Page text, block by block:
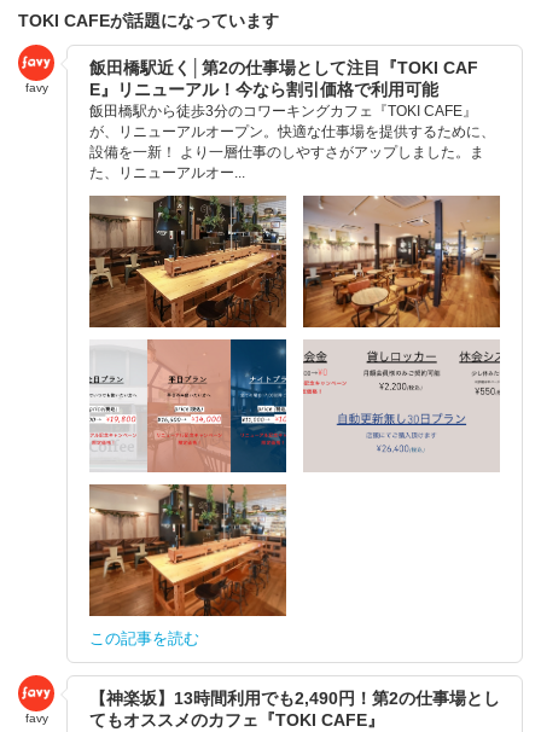
TOKI CAFEが話題になっています
favy
飯田橋駅近く│第2の仕事場として注目『TOKI CAF
E』リニューアル！今なら割引価格で利用可能
飯田橋駅から徒歩3分のコワーキングカフェ『TOKI CAFE』
が、リニューアルオープン。快適な仕事場を提供するために、
設備を一新！ より一層仕事のしやすさがアップしました。ま
た、リニューアルオー...
この記事を読む
favy
【神楽坂】13時間利用でも2,490円！第2の仕事場とし
てもオススメのカフェ『TOKI CAFE』